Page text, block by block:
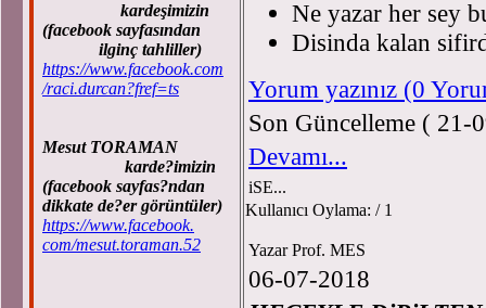
kardeşimizin
(facebook sayfasından
ilginç tahliller)
https://www.facebook.com
/raci.durcan?fref=ts
Mesut TORAMAN
karde?imizin
(facebook sayfas?ndan
dikkate de?er görüntüler)
https://www.facebook.
com/mesut.toraman.52
Ne yazar her sey
Disinda kalan
Yorum yazınız (0
Son Güncelleme ( 21-
Devamı...
iSE...
Kullanıcı Oylama: / 1
Yazar Prof. MES
06-07-2018